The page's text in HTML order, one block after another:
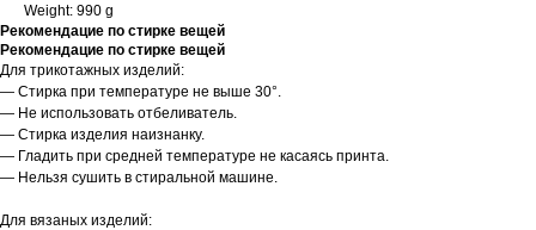
Weight: 990 g
Рекомендацие по cтирке вещей
Рекомендацие по cтирке вещей
Для трикотажных изделий:
— Стирка при температуре не выше 30°.
— Не использовать отбеливатель.
— Стирка изделия наизнанку.
— Гладить при средней температуре не касаясь принта.
— Нельзя сушить в стиральной машине.
Для вязаных изделий: